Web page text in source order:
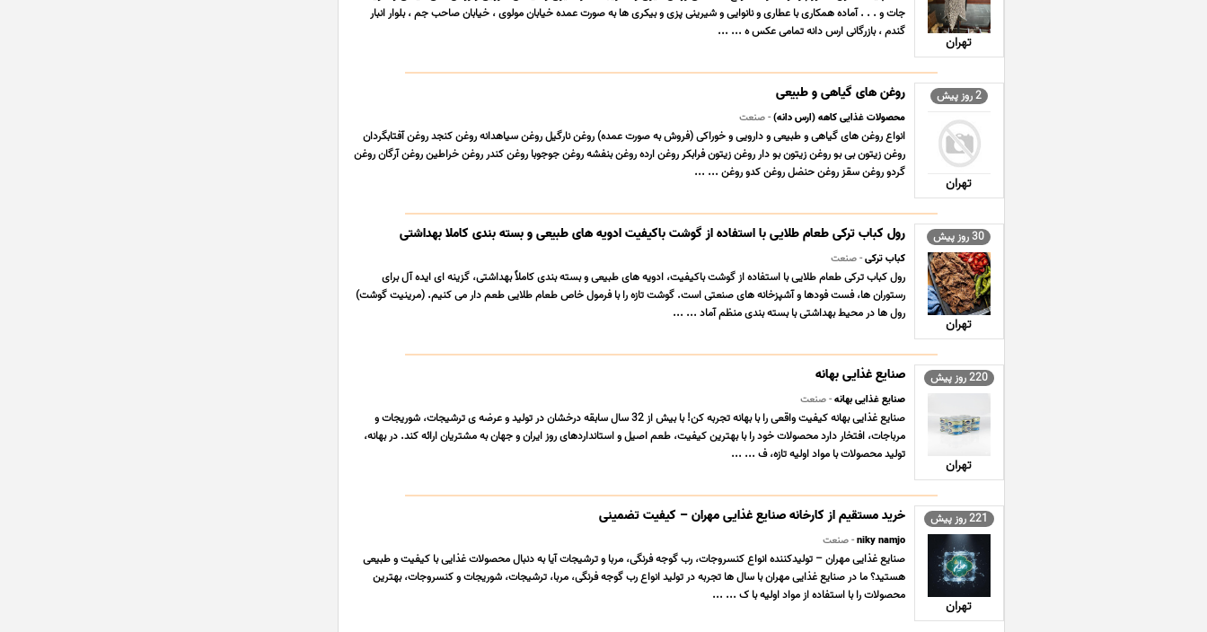
تهران
جات و . . . آماده همکاری با عطاری و نانوایی و شیرینی پزی و بیکری ها به صورت عمده خیابان مولوی ، خیابان صاحب جم ، بلوار انبار
گندم ، بازرگانی ارس دانه تمامی عکس ه ... ...
2 روز پیش
تهران
روغن های گیاهی و طبیعی
محصولات غذایی کاهه (ارس دانه)- صنعت
انواع روغن های گیاهی و طبیعی و دارویی و خوراکی (فروش به صورت عمده) روغن نارگیل روغن سیاهدانه روغن کنجد روغن آفتابگردان
روغن زیتون بی بو روغن زیتون بو دار روغن زیتون فرابکر روغن ارده روغن بنفشه روغن جوجوبا روغن کندر روغن خراطین روغن آرگان روغن
گردو روغن سقز روغن حنضل روغن کدو روغن ... ...
30 روز پیش
تهران
رول کباب ترکی طعام طلایی با استفاده از گوشت باکیفیت ادویه های طبیعی و بسته بندی کاملا بهداشتی
کباب ترکی- صنعت
رول کباب ترکی طعام طلایی با استفاده از گوشت باکیفیت، ادویه های طبیعی و بسته بندی کاملاً بهداشتی، گزینه ای ایده آل برای
رستوران ها، فست فودها و آشپزخانه های صنعتی است. گوشت تازه را با فرمول خاص طعام طلایی طعم دار می کنیم. (مرینیت گوشت)
رول ها در محیط بهداشتی با بسته بندی منظم آماد ... ...
220 روز پیش
تهران
صنایع غذایی بهانه
صنایع غذایی بهانه- صنعت
صنایع غذایی بهانه کیفیت واقعی را با بهانه تجربه کن! با بیش از 32 سال سابقه درخشان در تولید و عرضه ی ترشیجات، شوریجات و
مرباجات، افتخار دارد محصولات خود را با بهترین کیفیت، طعم اصیل و استانداردهای روز ایران و جهان به مشتریان ارائه کند. در بهانه،
تولید محصولات با مواد اولیه تازه، ف ... ...
221 روز پیش
تهران
خرید مستقیم از کارخانه صنایع غذایی مهران – کیفیت تضمینی
niky namjo- صنعت
صنایع غذایی مهران – تولیدکننده انواع کنسروجات، رب گوجه فرنگی، مربا و ترشیجات آیا به دنبال محصولات غذایی با کیفیت و طبیعی
هستید؟ ما در صنایع غذایی مهران با سال ها تجربه در تولید انواع رب گوجه فرنگی، مربا، ترشیجات، شوریجات و کنسروجات، بهترین
محصولات را با استفاده از مواد اولیه با ک ... ...